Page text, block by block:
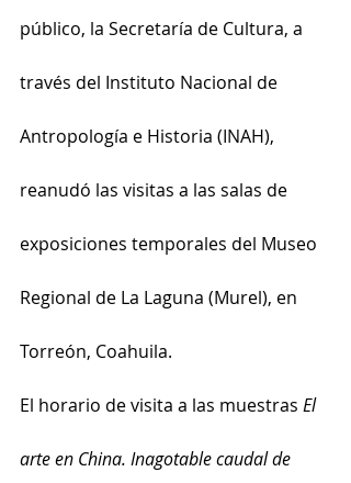
público, la Secretaría de Cultura, a
través del Instituto Nacional de
Antropología e Historia (INAH),
reanudó las visitas a las salas de
exposiciones temporales del Museo
Regional de La Laguna (Murel), en
Torreón, Coahuila.
El horario de visita a las muestras El
arte en China. Inagotable caudal de